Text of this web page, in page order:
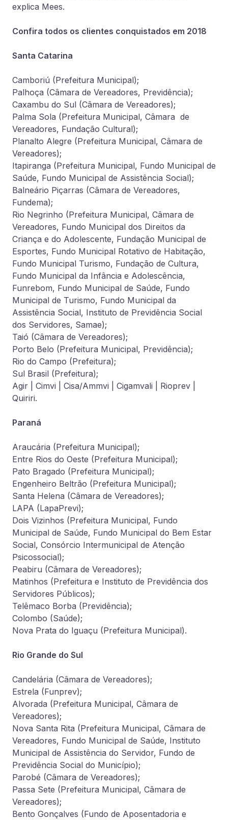
explica Mees.
Confira todos os clientes conquistados em 2018
Santa Catarina
Camboriú (Prefeitura Municipal);
Palhoça (Câmara de Vereadores, Previdência);
Caxambu do Sul (Câmara de Vereadores);
Palma Sola (Prefeitura Municipal, Câmara de
Vereadores, Fundação Cultural);
Planalto Alegre (Prefeitura Municipal, Câmara de
Vereadores);
Itapiranga (Prefeitura Municipal, Fundo Municipal de
Saúde, Fundo Municipal de Assistência Social);
Balneário Piçarras (Câmara de Vereadores,
Fundema);
Rio Negrinho (Prefeitura Municipal, Câmara de
Vereadores, Fundo Municipal dos Direitos da
Criança e do Adolescente, Fundação Municipal de
Esportes, Fundo Municipal Rotativo de Habitação,
Fundo Municipal Turismo, Fundação de Cultura,
Fundo Municipal da Infância e Adolescência,
Funrebom, Fundo Municipal de Saúde, Fundo
Municipal de Turismo, Fundo Municipal da
Assistência Social, Instituto de Previdência Social
dos Servidores, Samae);
Taió (Câmara de Vereadores);
Porto Belo (Prefeitura Municipal, Previdência);
Rio do Campo (Prefeitura);
Sul Brasil (Prefeitura);
Agir | Cimvi | Cisa/Ammvi | Cigamvali | Rioprev |
Quiriri.
Paraná
Araucária (Prefeitura Municipal);
Entre Rios do Oeste (Prefeitura Municipal);
Pato Bragado (Prefeitura Municipal);
Engenheiro Beltrão (Prefeitura Municipal);
Santa Helena (Câmara de Vereadores);
LAPA (LapaPrevi);
Dois Vizinhos (Prefeitura Municipal, Fundo
Municipal de Saúde, Fundo Municipal do Bem Estar
Social, Consórcio Intermunicipal de Atenção
Psicossocial);
Peabiru (Câmara de Vereadores);
Matinhos (Prefeitura e Instituto de Previdência dos
Servidores Públicos);
Telêmaco Borba (Previdência);
Colombo (Saúde);
Nova Prata do Iguaçu (Prefeitura Municipal).
Rio Grande do Sul
Candelária (Câmara de Vereadores);
Estrela (Funprev);
Alvorada (Prefeitura Municipal, Câmara de
Vereadores);
Nova Santa Rita (Prefeitura Municipal, Câmara de
Vereadores, Fundo Municipal de Saúde, Instituto
Municipal de Assistência do Servidor, Fundo de
Previdência Social do Município);
Parobé (Câmara de Vereadores);
Passa Sete (Prefeitura Municipal, Câmara de
Vereadores);
Bento Gonçalves (Fundo de Aposentadoria e